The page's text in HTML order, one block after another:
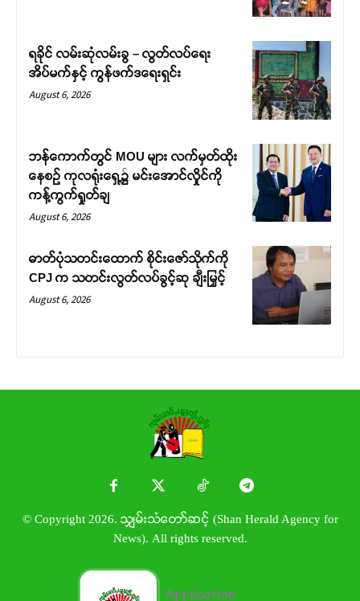
ရခိုင် လမ်းဆုံလမ်းခွ – လွတ်လပ်ရေး
အိပ်မက်နှင့် ကွန်ဖက်ဒရေးရှင်း
August 6, 2026
ဘန်ကောက်တွင် MOU များ လက်မှတ်ထိုး
နေစဉ် ကုလရုံးရှေ့၌ မင်းအောင်လှိုင်ကို
ကန့်ကွက်ရှုတ်ချ
August 6, 2026
ဓာတ်ပုံသတင်းထောက် စိုင်းဇော်သိုက်ကို
CPJ က သတင်းလွတ်လပ်ခွင့်ဆု ချီးမြှင့်
August 6, 2026
© Copyright 2026. သျှမ်းသံတော်ဆင့် (Shan Herald Agency for
News). All rights reserved.